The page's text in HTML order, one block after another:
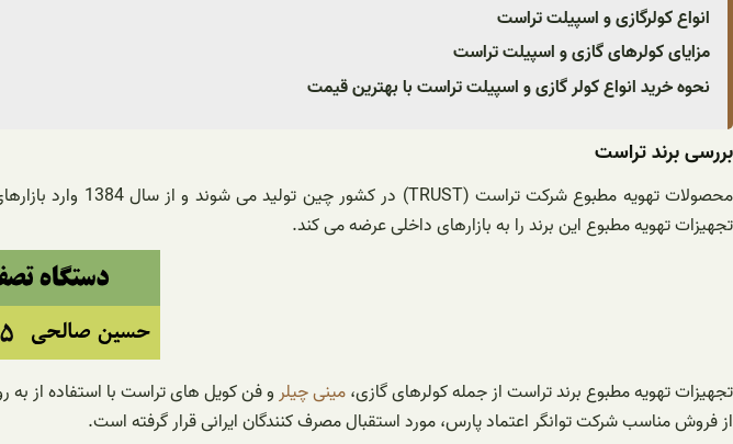
انواع کولرگازی و اسپیلت تراست
مزایای کولرهای گازی و اسپیلت تراست
نحوه خرید انواع کولر گازی و اسپیلت تراست با بهترین قیمت
بررسی برند تراست
تجهیزات تهویه مطبوع این برند را به بازارهای داخلی عرضه می کند.
تجهیزات تهویه مطبوع برند تراست از جمله کولرهای گازی،مینی چیلرو فن کویل های تراست با استفاده از به
از فروش مناسب شرکت توانگر اعتماد پارس، مورد استقبال مصرف کنندگان ایرانی قرار گرفته است.